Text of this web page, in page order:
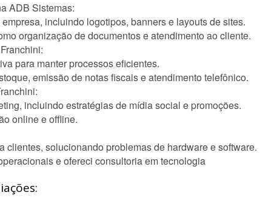
ADB Sistemas:
incluindo logotipos, banners e layouts de sites.
organização de documentos e atendimento ao cliente.
para manter processos eficientes.
emissão de notas fiscais e atendimento telefônico.
incluindo estratégias de mídia social e promoções.
online e offline.
clientes, solucionando problemas de hardware e software.
e ofereci consultoria em tecnologia